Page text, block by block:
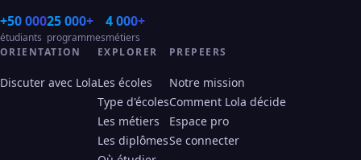
+50 000
étudiants
25 000+
programmes
4 000+
métiers
ORIENTATION
Discuter avec Lola
EXPLORER
Les écoles
Type d'écoles
Les métiers
Les diplômes
PREPEERS
Notre mission
Comment Lola décide
Espace pro
Se connecter